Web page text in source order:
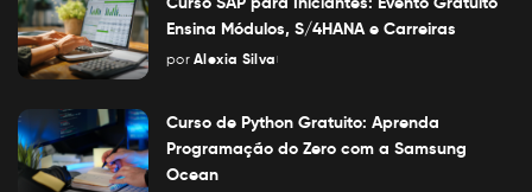
Ensina Módulos, S/4HANA e Carreiras
Posted
por Alexia Silva
Curso de Python Gratuito: Aprenda
Programação do Zero com a Samsung
Ocean